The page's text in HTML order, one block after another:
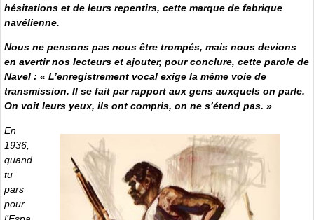
hésitations et de leurs repentirs, cette marque de fabrique
navélienne.
Nous ne pensons pas nous être trompés, mais nous devions
en avertir nos lecteurs et ajouter, pour conclure, cette parole de
Navel : « L’enregistrement vocal exige la même voie de
transmission. Il se fait par rapport aux gens auxquels on parle.
On voit leurs yeux, ils ont compris, on ne s’étend pas. »
En
1936,
quand
tu
pars
pour